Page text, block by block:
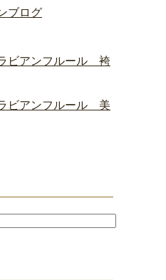
ブログ
ビアンフルール 袴
ビアンフルール 美